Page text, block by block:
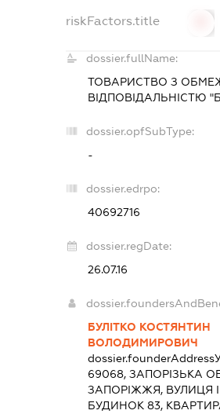
riskFactors.title
dossier.fullName:
ТОВАРИСТВО З
ВІДПОВІДАЛЬНІСТЮ
dossier.opfSubType:
-
dossier.edrpo:
40692716
dossier.regDate:
26.07.16
БУЛІТКО КОСТЯНТИН
ВОЛОДИМИРОВИЧ
dossier.founderAddress
69068, ЗАПОРІЗЬКА
ЗАПОРІЖЖЯ, ВУЛИЦЯ
БУДИНОК 83,